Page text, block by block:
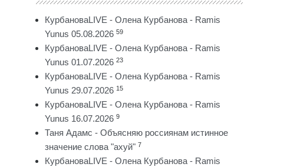
КурбановаLIVE - Олена Курбанова - Ramis
Yunus 05.08.2026 59
КурбановаLIVE - Олена Курбанова - Ramis
Yunus 01.07.2026 23
КурбановаLIVE - Олена Курбанова - Ramis
Yunus 29.07.2026 15
КурбановаLIVE - Олена Курбанова - Ramis
Yunus 16.07.2026 9
Таня Адамс - Объясняю россиянам истинное
значение слова "ахуй" 7
КурбановаLIVE - Олена Курбанова - Ramis